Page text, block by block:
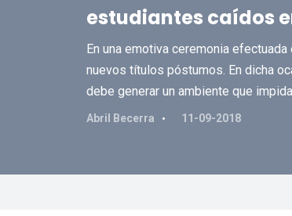
estudiantes caídos
En una emotiva ceremonia
nuevos títulos póstumos. En dicha
debe generar un ambiente que
Abril Becerra 11-09-2018